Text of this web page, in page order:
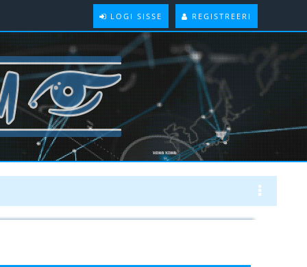
LOGI SISSE REGISTREERI